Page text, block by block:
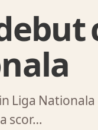
Liga
scor…